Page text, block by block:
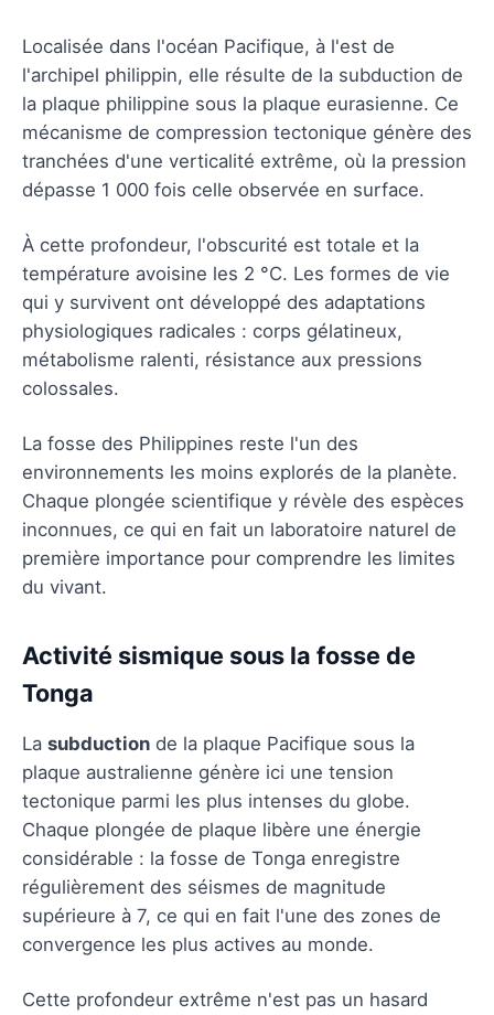
Localisée dans l'océan Pacifique, à l'est de
l'archipel philippin, elle résulte de la subduction de
la plaque philippine sous la plaque eurasienne. Ce
mécanisme de compression tectonique génère des
tranchées d'une verticalité extrême, où la pression
dépasse 1 000 fois celle observée en surface.
À cette profondeur, l'obscurité est totale et la
température avoisine les 2 °C. Les formes de vie
qui y survivent ont développé des adaptations
physiologiques radicales : corps gélatineux,
métabolisme ralenti, résistance aux pressions
colossales.
La fosse des Philippines reste l'un des
environnements les moins explorés de la planète.
Chaque plongée scientifique y révèle des espèces
inconnues, ce qui en fait un laboratoire naturel de
première importance pour comprendre les limites
du vivant.
Activité sismique sous la fosse de
Tonga
La subduction de la plaque Pacifique sous la
plaque australienne génère ici une tension
tectonique parmi les plus intenses du globe.
Chaque plongée de plaque libère une énergie
considérable : la fosse de Tonga enregistre
régulièrement des séismes de magnitude
supérieure à 7, ce qui en fait l'une des zones de
convergence les plus actives au monde.
Cette profondeur extrême n'est pas un hasard